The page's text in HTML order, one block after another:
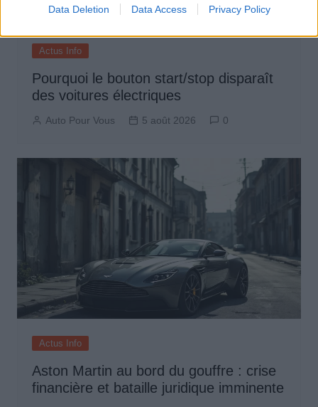
Data Deletion Data Access Privacy Policy
Actus Info
Pourquoi le bouton start/stop disparaît
des voitures électriques
Auto Pour Vous 5 août 2026 0
Actus Info
Aston Martin au bord du gouffre : crise
financière et bataille juridique imminente